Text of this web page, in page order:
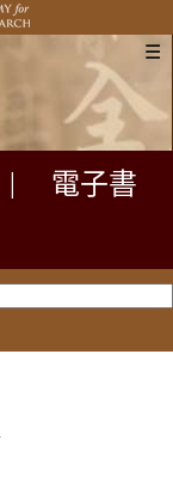
☰
電子書